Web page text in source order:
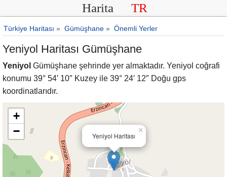
Harita TR
Türkiye Haritası » Gümüşhane » Önemli Yerler
Yeniyol Haritası Gümüşhane
Yeniyol Gümüşhane şehrinde yer almaktadır. Yeniyol coğrafi
konumu 39° 54′ 10″ Kuzey ile 39° 24′ 12″ Doğu gps
koordinatlarıdır.
Yeniyol Haritası
×
+
−